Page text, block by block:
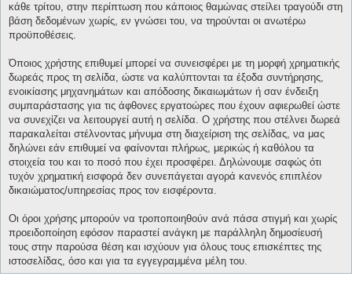
κάθε τρίτου, στην περίπτωση που κάποιος θαμώνας στείλει τραγούδι στη
βάση δεδομένων χωρίς, εν γνώσει του, να τηρούνται οι ανωτέρω
προϋποθέσεις.
Όποιος χρήστης επιθυμεί μπορεί να συνεισφέρει με τη μορφή χρηματικής
δωρεάς προς τη σελίδα, ώστε να καλύπτονται τα έξοδα συντήρησης,
ενοικίασης μηχανημάτων και απόδοσης δικαιωμάτων ή σαν ένδειξη
συμπαράστασης για τις άφθονες εργατοώρες που έχουν αφιερωθεί ώστε
να συνεχίζει να λειτουργεί αυτή η σελίδα. Ο χρήστης που στέλνει δωρεά
παρακαλείται στέλνοντας μήνυμα στη διαχείριση της σελίδας, να μας
δηλώνει εάν επιθυμεί να φαίνονται πλήρως, μερικώς ή καθόλου τα
στοιχεία του και το ποσό που έχει προσφέρει. Δηλώνουμε σαφώς ότι
τυχόν χρηματική εισφορά δεν συνεπάγεται αγορά κανενός επιπλέον
δικαιώματος/υπηρεσίας προς τον εισφέροντα.
Οι όροι χρήσης μπορούν να τροποποιηθούν ανά πάσα στιγμή και χωρίς
προειδοποίηση εφόσον παραστεί ανάγκη με παράλληλη δημοσίευσή
τους στην παρούσα θέση και ισχύουν για όλους τους επισκέπτες της
ιστοσελίδας, όσο και για τα εγγεγραμμένα μέλη του.